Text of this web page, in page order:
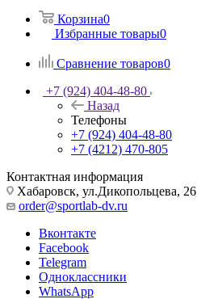
Корзина0
Избранные товары0
Сравнение товаров0
+7 (924) 404-48-80
Назад
Телефоны
+7 (924) 404-48-80
+7 (4212) 470-805
Контактная информация
Хабаровск, ул.Дикопольцева, 26
order@sportlab-dv.ru
Вконтакте
Facebook
Telegram
Одноклассники
WhatsApp